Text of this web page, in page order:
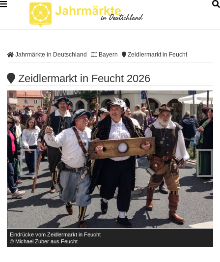
Jahrmärkte in Deutschland Bayern Zeidlermarkt in Feucht
Zeidlermarkt in Feucht 2026
Eindrücke vom Zeidlermarkt in Feucht
© Michael Zuber aus Feucht
 